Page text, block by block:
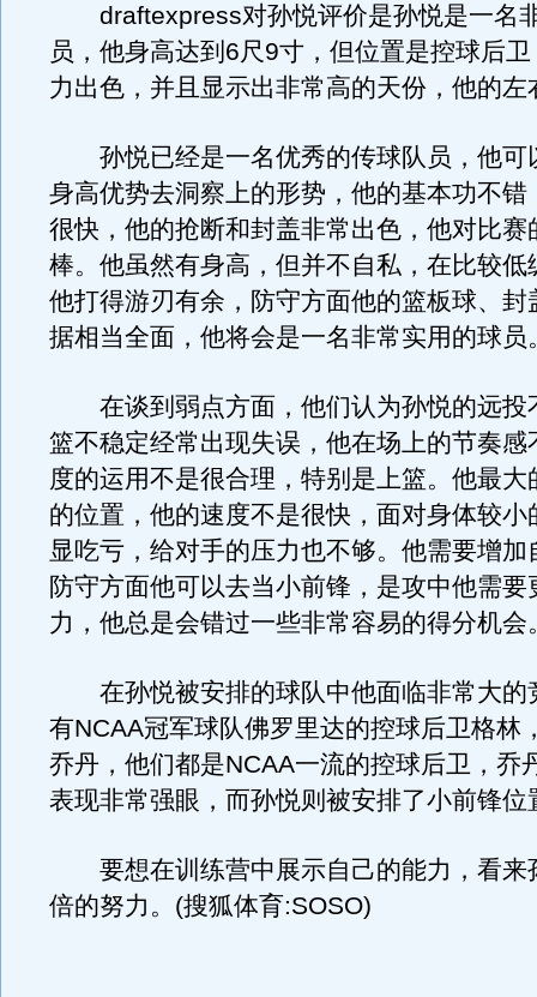
draftexpress对孙悦评价是孙悦是一名
员，他身高达到6尺9寸，但位置是控球后
力出色，并且显示出非常高的天份，他的左
孙悦已经是一名优秀的传球队员，他可
身高优势去洞察上的形势，他的基本功不错
很快，他的抢断和封盖非常出色，他对比赛
棒。他虽然有身高，但并不自私，在比较低
他打得游刃有余，防守方面他的篮板球、封
据相当全面，他将会是一名非常实用的球员
在谈到弱点方面，他们认为孙悦的远投
篮不稳定经常出现失误，他在场上的节奏感
度的运用不是很合理，特别是上篮。他最大
的位置，他的速度不是很快，面对身体较小
显吃亏，给对手的压力也不够。他需要增加
防守方面他可以去当小前锋，是攻中他需要
力，他总是会错过一些非常容易的得分机会
在孙悦被安排的球队中他面临非常大的
有NCAA冠军球队佛罗里达的控球后卫格林
乔丹，他们都是NCAA一流的控球后卫，乔
表现非常强眼，而孙悦则被安排了小前锋位
要想在训练营中展示自己的能力，看来
倍的努力。(搜狐体育:SOSO)